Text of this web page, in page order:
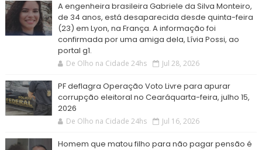
A engenheira brasileira Gabriele da Silva Monteiro,
de 34 anos, está desaparecida desde quinta-feira
(23) em Lyon, na França. A informação foi
confirmada por uma amiga dela, Lívia Possi, ao
portal g1.
De Olho na Cidade 24hs Jul 28, 2026
PF deflagra Operação Voto Livre para apurar
corrupção eleitoral no Cearáquarta-feira, julho 15,
2026
De Olho na Cidade 24hs Jul 16, 2026
Homem que matou filho para não pagar pensão é